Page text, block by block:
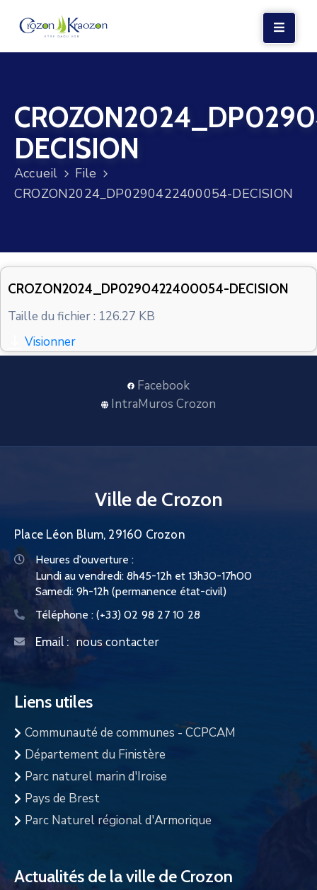
VIE
LOCALE
VIE
SOCIALE
DÉMARCHES
CONTACT
DECISION
Accueil
File
CROZON2024_DP0290422400054-DECISION
CROZON2024_DP0290422400054-DECISION
Taille du fichier : 126.27 KB
Visionner
Facebook
IntraMuros Crozon
Ville de Crozon
Place Léon Blum, 29160 Crozon
Heures d'ouverture :
Lundi au vendredi: 8h45-12h et 13h30-17h00
Samedi: 9h-12h (permanence état-civil)
Téléphone : (+33) 02 98 27 10 28
Email : nous contacter
Liens utiles
Communauté de communes - CCPCAM
Département du Finistère
Parc naturel marin d'Iroise
Pays de Brest
Parc Naturel régional d'Armorique
Actualités de la ville de Crozon